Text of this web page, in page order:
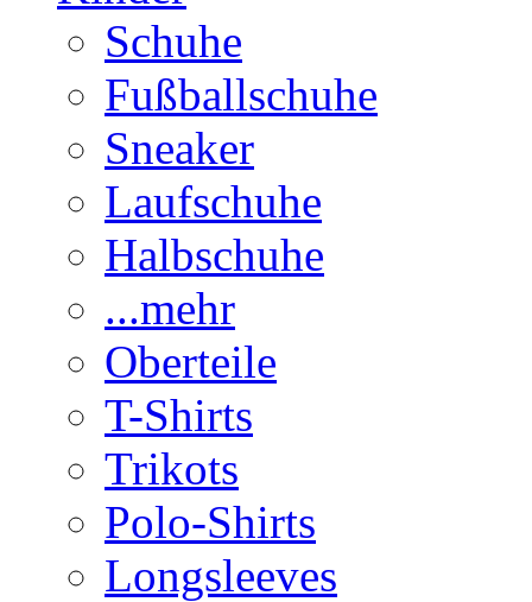
Schuhe
Fußballschuhe
Sneaker
Laufschuhe
Halbschuhe
...mehr
Oberteile
T-Shirts
Trikots
Polo-Shirts
Longsleeves